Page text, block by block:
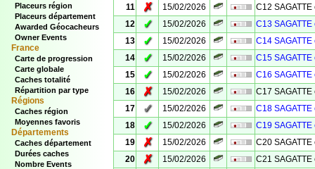
Placeurs région
Placeurs département
Awarded Géocacheurs
Owner Events
France
Carte de progression
Carte globale
Caches totalité
Répartition par type
Régions
Caches région
Moyennes favoris
Départements
Caches département
Durées caches
Nombre Events
11
✗ 15/02/2026
C12 SAGATTE
12
✓ 15/02/2026
C13 SAGATTE
13
✓ 15/02/2026
C14 SAGATTE
14
✓ 15/02/2026
C15 SAGATTE
15
✓ 15/02/2026
C16 SAGATTE
16
✗ 15/02/2026
C17 SAGATTE
17
✓ 15/02/2026
C18 SAGATTE
18
✓ 15/02/2026
C19 SAGATTE
19
✗ 15/02/2026
C20 SAGATTE
20
✗ 15/02/2026
C21 SAGATTE